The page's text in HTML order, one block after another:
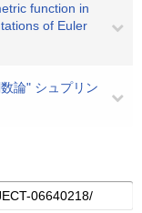
function in
of Euler
論" シュプリン